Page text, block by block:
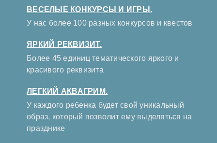
ВЕСЕЛЫЕ КОНКУРСЫ И ИГРЫ.
У нас более 100 разных конкурсов и квестов
ЯРКИЙ РЕКВИЗИТ.
Более 45 единиц тематического яркого и
красивого реквизита
ЛЕГКИЙ АКВАГРИМ.
У каждого ребенка будет свой уникальный
образ, который позволит ему выделяться на
празднике